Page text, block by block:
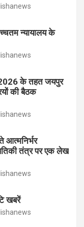
न्यायालय के
2026 के तहत जयपुर
की बैठक
आत्मनिर्भर
तंत्र पर एक लेख
खबरें